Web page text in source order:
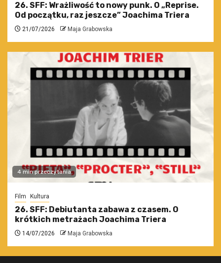
26. SFF: Wrażliwość to nowy punk. O „Reprise.
Od początku, raz jeszcze” Joachima Triera
21/07/2026 Maja Grabowska
4 min przeczytania
Film Kultura
26. SFF: Debiutanta zabawa z czasem. O
krótkich metrażach Joachima Triera
14/07/2026 Maja Grabowska